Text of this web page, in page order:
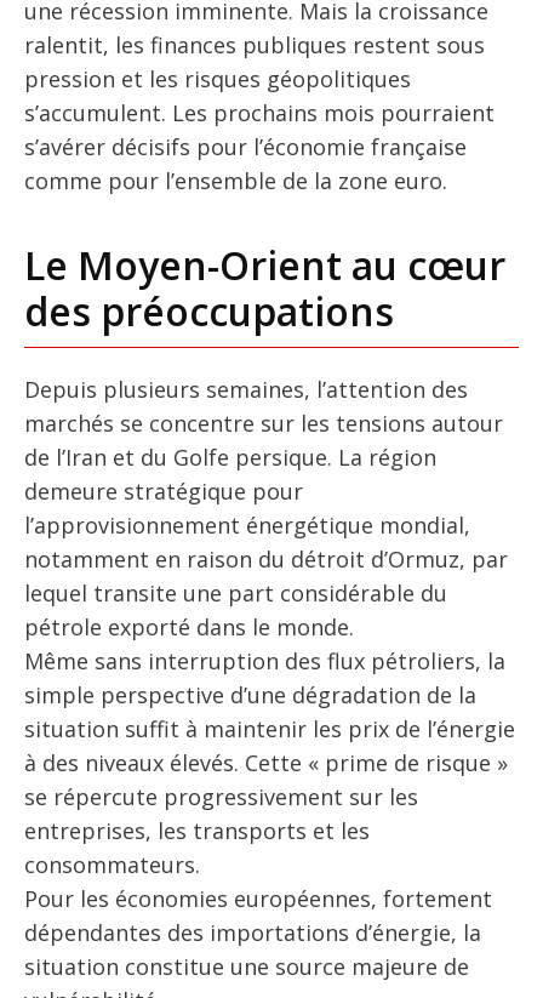
une récession imminente. Mais la croissance
ralentit, les finances publiques restent sous
pression et les risques géopolitiques
s’accumulent. Les prochains mois pourraient
s’avérer décisifs pour l’économie française
comme pour l’ensemble de la zone euro.
Le Moyen-Orient au cœur
des préoccupations
Depuis plusieurs semaines, l’attention des
marchés se concentre sur les tensions autour
de l’Iran et du Golfe persique. La région
demeure stratégique pour
l’approvisionnement énergétique mondial,
notamment en raison du détroit d’Ormuz, par
lequel transite une part considérable du
pétrole exporté dans le monde.
Même sans interruption des flux pétroliers, la
simple perspective d’une dégradation de la
situation suffit à maintenir les prix de l’énergie
à des niveaux élevés. Cette « prime de risque »
se répercute progressivement sur les
entreprises, les transports et les
consommateurs.
Pour les économies européennes, fortement
dépendantes des importations d’énergie, la
situation constitue une source majeure de